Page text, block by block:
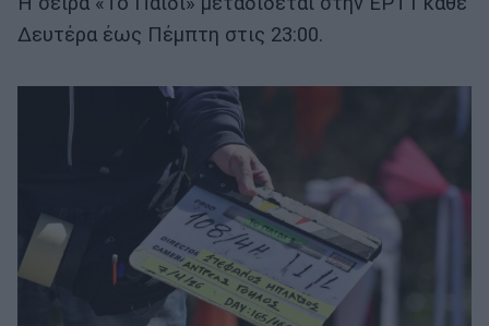
Δευτέρα έως Πέμπτη στις 23:00.